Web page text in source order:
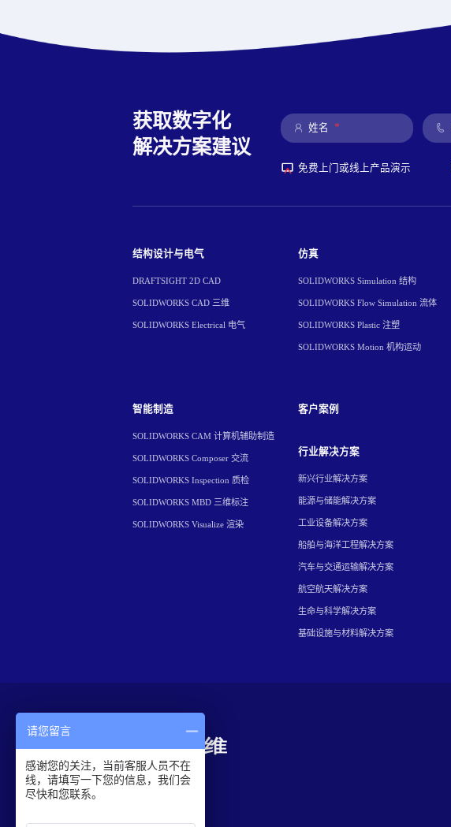
获取数字化
解决方案建议
姓名 *
免费上门或线上产品演示
结构设计与电气
DRAFTSIGHT 2D CAD
SOLIDWORKS CAD 三维
SOLIDWORKS Electrical 电气
仿真
SOLIDWORKS Simulation 结构
SOLIDWORKS Flow Simulation 流体
SOLIDWORKS Plastic 注塑
SOLIDWORKS Motion 机构运动
智能制造
SOLIDWORKS CAM 计算机辅助制造
SOLIDWORKS Composer 交流
SOLIDWORKS Inspection 质检
SOLIDWORKS MBD 三维标注
SOLIDWORKS Visualize 渲染
客户案例
行业解决方案
新兴行业解决方案
能源与储能解决方案
工业设备解决方案
船舶与海洋工程解决方案
汽车与交通运输解决方案
航空航天解决方案
生命与科学解决方案
基础设施与材料解决方案
请您留言
感谢您的关注，当前客服人员不在
线，请填写一下您的信息，我们会
尽快和您联系。